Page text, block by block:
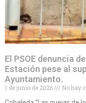
El PSOE denuncia
Estación pese al
Ayuntamiento.
1 de junio de 2026
No hay